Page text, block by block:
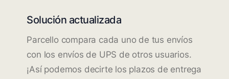
Solución actualizada
Parcello compara cada uno de tus envíos
con los envíos de UPS de otros usuarios.
¡Así podemos decirte los plazos de entrega